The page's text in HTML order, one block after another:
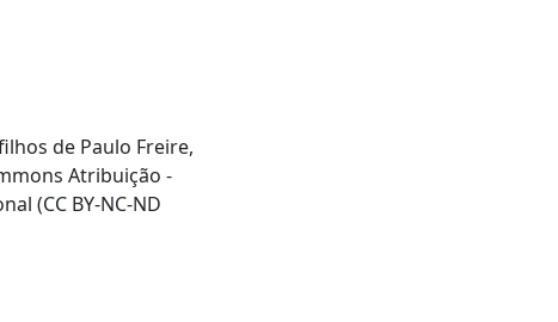
de Paulo Freire,
Atribuição -
(CC BY-NC-ND